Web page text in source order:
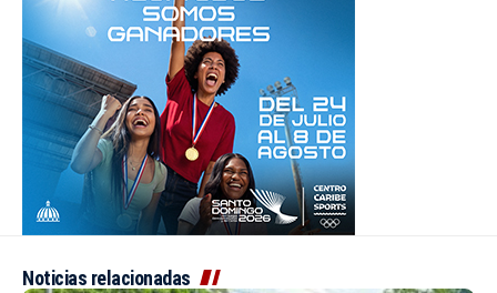
Noticias relacionadas